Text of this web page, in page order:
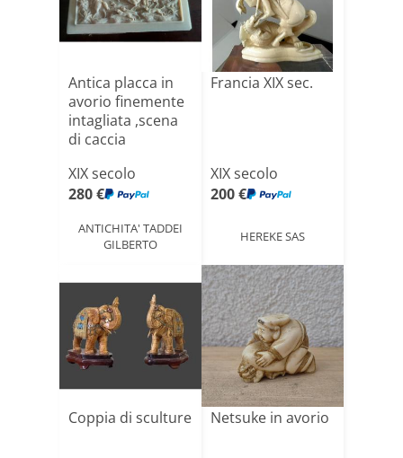
Antica placca in
avorio finemente
intagliata ,scena
di caccia
XIX secolo
280 €
ANTICHITA' TADDEI
GILBERTO
Francia XIX sec.
XIX secolo
200 €
HEREKE SAS
Coppia di sculture Netsuke in avorio